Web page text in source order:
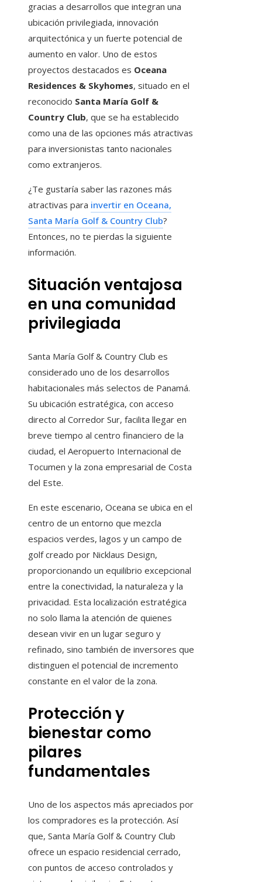
gracias a desarrollos que integran una
ubicación privilegiada, innovación
arquitectónica y un fuerte potencial de
aumento en valor. Uno de estos
proyectos destacados es Oceana
Residences & Skyhomes, situado en el
reconocido Santa María Golf &
Country Club, que se ha establecido
como una de las opciones más atractivas
para inversionistas tanto nacionales
como extranjeros.
¿Te gustaría saber las razones más
atractivas para invertir en Oceana,
Santa María Golf & Country Club?
Entonces, no te pierdas la siguiente
información.
Situación ventajosa
en una comunidad
privilegiada
Santa María Golf & Country Club es
considerado uno de los desarrollos
habitacionales más selectos de Panamá.
Su ubicación estratégica, con acceso
directo al Corredor Sur, facilita llegar en
breve tiempo al centro financiero de la
ciudad, el Aeropuerto Internacional de
Tocumen y la zona empresarial de Costa
del Este.
En este escenario, Oceana se ubica en el
centro de un entorno que mezcla
espacios verdes, lagos y un campo de
golf creado por Nicklaus Design,
proporcionando un equilibrio excepcional
entre la conectividad, la naturaleza y la
privacidad. Esta localización estratégica
no solo llama la atención de quienes
desean vivir en un lugar seguro y
refinado, sino también de inversores que
distinguen el potencial de incremento
constante en el valor de la zona.
Protección y
bienestar como
pilares
fundamentales
Uno de los aspectos más apreciados por
los compradores es la protección. Así
que, Santa María Golf & Country Club
ofrece un espacio residencial cerrado,
con puntos de acceso controlados y